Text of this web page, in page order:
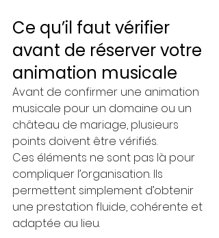
Ce qu’il faut vérifier
avant de réserver votre
animation musicale
Avant de confirmer une animation
musicale pour un domaine ou un
château de mariage, plusieurs
points doivent être vérifiés.
Ces éléments ne sont pas là pour
compliquer l’organisation. Ils
permettent simplement d’obtenir
une prestation fluide, cohérente et
adaptée au lieu.